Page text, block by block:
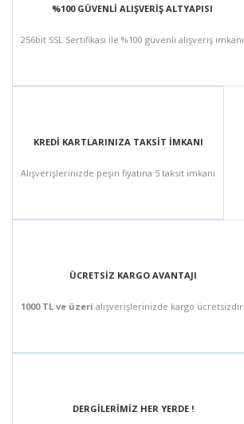
%100 GÜVENLİ ALIŞVERİŞ ALTYAPISI
256bit SSL Sertifikası ile %100 güvenli alışveriş imkanı
KREDİ KARTLARINIZA TAKSİT İMKANI
Alışverişlerinizde peşin fiyatına 5 taksit imkanı
ÜCRETSİZ KARGO AVANTAJI
1000 TL ve üzeri alışverişlerinizde kargo ücretsizdir.
DERGİLERİMİZ HER YERDE !